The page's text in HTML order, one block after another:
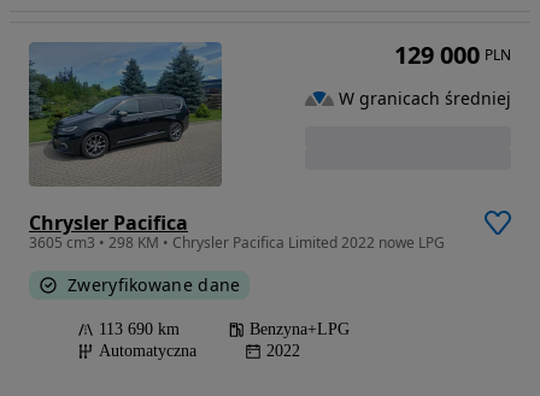
Chrysler Pacifica
3605 cm3 • 298 KM • Chrysler Pacifica Limited 2022 nowe LPG
Zweryfikowane dane
113 690 km
Benzyna+LPG
Automatyczna
2022
129 000 PLN
W granicach średniej